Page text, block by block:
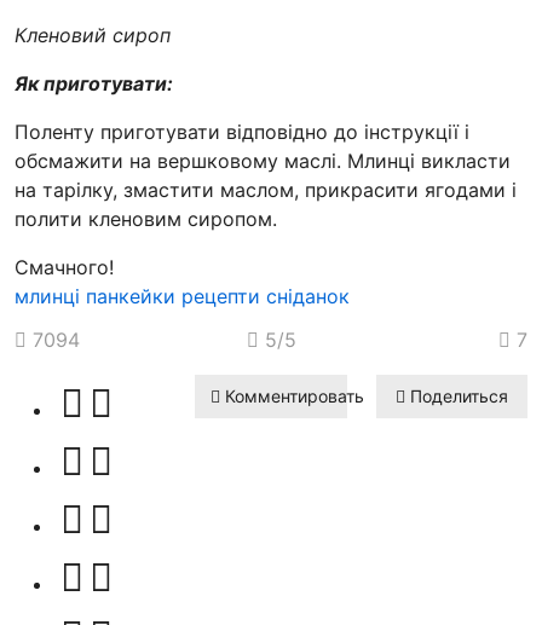
Кленовий сироп
Як приготувати:
Поленту приготувати відповідно до інструкції і
обсмажити на вершковому маслі. Млинці викласти
на тарілку, змастити маслом, прикрасити ягодами і
полити кленовим сиропом.
Смачного!
млинці панкейки рецепти сніданок
7094
5/5 7
Комментировать Поделиться